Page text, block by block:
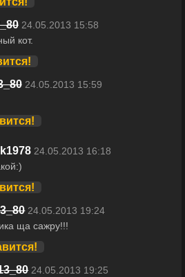
24.05.2013 15:58
кот.
24.05.2013 15:59
24.05.2013 16:18
24.05.2013 19:24
ща сажру!!!
24.05.2013 19:25